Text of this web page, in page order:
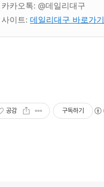
카카오톡: @데일리대구
사이트: 데일리대구 바로가기
공감 구독하기